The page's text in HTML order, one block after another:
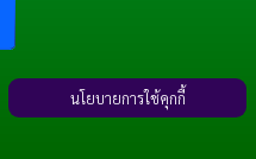
นโยบายการใช้คุกกี้